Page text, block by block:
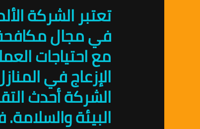
تعتبر الشركة
في مجال
مع احتياجات
الإزعاج في
الشركة أحدث
البيئة